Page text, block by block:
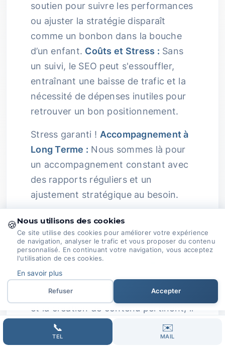
soutien pour suivre les performances
ou ajuster la stratégie disparaît
comme un bonbon dans la bouche
d’un enfant. Coûts et Stress : Sans
un suivi, le SEO peut s'essouffler,
entraînant une baisse de trafic et la
nécessité de dépenses inutiles pour
retrouver un bon positionnement.
Stress garanti ! Accompagnement à
Long Terme : Nous sommes là pour
un accompagnement constant avec
des rapports réguliers et un
ajustement stratégique au besoin.
Les résultats durables et
l'optimisation continue, c'est notre
crédo.Passion au Service de Votre
Réussite : Complexité du SEO :
les changements fréquents dans les
algorithmes, les aspects techniques
et la création de contenu pertinent, il
y a de quoi se sentir un peu perdu.
Expertise Passionnée :
📞
TEL
✉️
MAIL
🍪Nous utilisons des cookies
Ce site utilise des cookies pour améliorer votre expérience
de navigation, analyser le trafic et vous proposer du contenu
personnalisé. En continuant votre navigation, vous acceptez
l'utilisation de ces cookies.
En savoir plus
Refuser Accepter